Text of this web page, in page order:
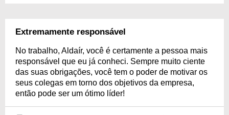
Extremamente responsável
No trabalho, Aldaír, você é certamente a pessoa mais
responsável que eu já conheci. Sempre muito ciente
das suas obrigações, você tem o poder de motivar os
seus colegas em torno dos objetivos da empresa,
então pode ser um ótimo líder!